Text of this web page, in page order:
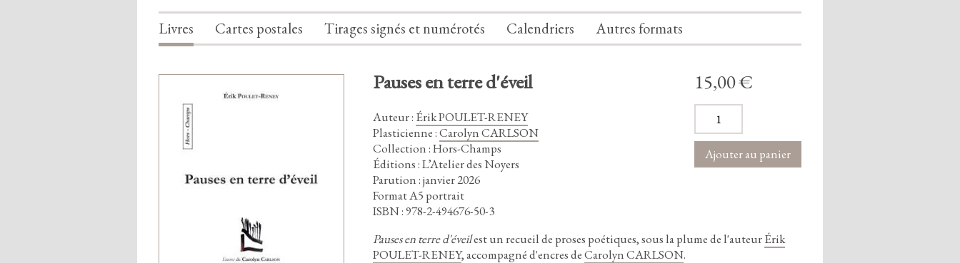
Livres Cartes postales Tirages signés et numérotés Calendriers Autres formats
15,00 €
Pauses en terre d'éveil
Auteur: Érik POULET-RENEY
Plasticienne:Carolyn CARLSON
Collection : Hors-Champs
Éditions : L’Atelier des Noyers
Parution : janvier 2026
Format A5 portrait
ISBN : 978-2-494676-50-3
Pauses en terre d'éveilest un recueil de proses poétiques,sous la plume de l'auteurÉrik
POULET-RENEY,accompagné d'encres deCarolyn CARLSON.